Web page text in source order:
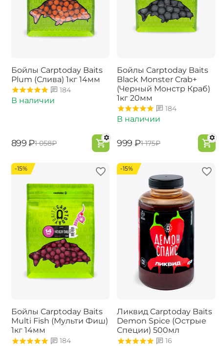
Бойлы Carptoday Baits
Plum (Слива) 1кг 14мм
184
В наличии
‍899‍ ₽‍1 058‍₽
Бойлы Carptoday Baits
Black Monster Crab+
(Черный Монстр Краб)
1кг 20мм
184
В наличии
‍999‍ ₽‍1 175‍₽
-15%
Бойлы Carptoday Baits
Multi Fish (Мульти Фиш)
1кг 14мм
184
-15%
Ликвид Carptoday Baits
Demon Spice (Острые
Специи) 500мл
16